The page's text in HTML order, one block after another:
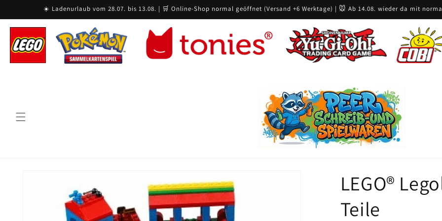
☀️ Ladenurlaub vom 28.07. bis 13.08. | 🛒 Online-Shop normal geöffnet (Versand +6 Werktage) | 🐭 Ab 14.08. wieder da mit
information
LEGO®
Teile